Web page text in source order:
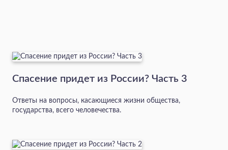
Спасение придет из России? Часть 3
Ответы на вопросы, касающиеся жизни общества,
государства, всего человечества.